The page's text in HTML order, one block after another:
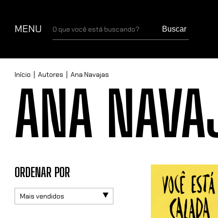
MENU Buscar
Início Autores Ana Navajas
ANA
ORDENAR POR